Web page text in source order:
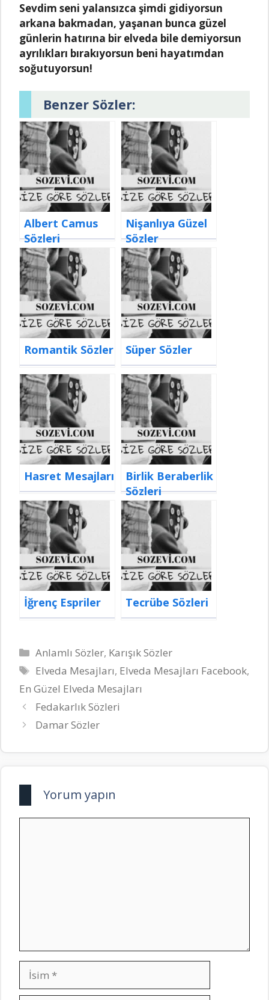
Sevdim seni yalansızca şimdi gidiyorsun
arkana bakmadan, yaşanan bunca güzel
günlerin hatırına bir elveda bile demiyorsun
ayrılıkları bırakıyorsun beni hayatımdan
soğutuyorsun!
Benzer Sözler:
Albert Camus
Sözleri
Nişanlıya Güzel
Sözler
Romantik Sözler Süper Sözler
Hasret Mesajları
Birlik Beraberlik
Sözleri
İğrenç Espriler Tecrübe Sözleri
Kategoriler
Anlamlı Sözler, Karışık Sözler
Etiketler
Elveda Mesajları, Elveda Mesajları Facebook,
En Güzel Elveda Mesajları
Fedakarlık Sözleri
Damar Sözler
Yorum yapın
İsim